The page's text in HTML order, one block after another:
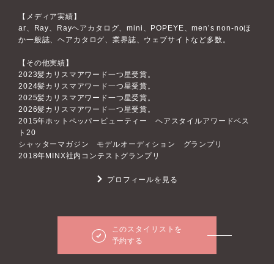
【メディア実績】
ar、Ray、Rayヘアカタログ、mini、POPEYE、men’s non-noほ
か一般誌、ヘアカタログ、業界誌、ウェブサイトなど多数。
【その他実績】
2023髪カリスマアワード一つ星受賞。
2024髪カリスマアワード一つ星受賞。
2025髪カリスマアワード一つ星受賞。
2026髪カリスマアワード一つ星受賞。
2015年ホットペッパービューティー ヘアスタイルアワードベス
ト20
シャッターマガジン モデルオーディション グランプリ
2018年MINX社内コンテストグランプリ
プロフィールを見る
このスタイリストを
予約する